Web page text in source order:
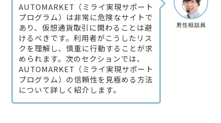
男性相談員
AUTOMARKET（ミライ実現サポート
プログラム）は非常に危険なサイトで
あり、仮想通貨取引に関わることは避
けるべきです。利用者がこうしたリス
クを理解し、慎重に行動することが求
められます。次のセクションでは、
AUTOMARKET（ミライ実現サポート
プログラム）の信頼性を見極める方法
について詳しく紹介します。